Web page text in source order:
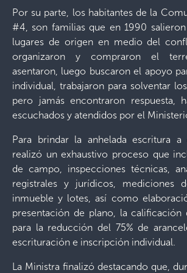
Por su parte, los habitantes de la
#4, son familias que en 1990
lugares de origen en medio del
organizaron y compraron el
asentaron, luego buscaron el apoyo
individual, trabajaron para solventar
pero jamás encontraron respuesta,
escuchados y atendidos por el
Para brindar la anhelada escritura a
realizó un exhaustivo proceso que
de campo, inspecciones técnicas,
registrales y jurídicos, mediciones
inmueble y lotes, así como
presentación de plano, la calificación
para la reducción del 75% de
escrituración e inscripción individual.
La Ministra finalizó destacando que,